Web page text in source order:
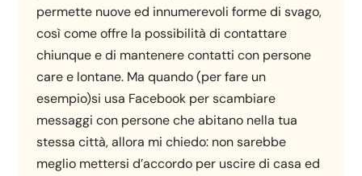
permette nuove ed innumerevoli forme di svago,
così come offre la possibilità di contattare
chiunque e di mantenere contatti con persone
care e lontane. Ma quando (per fare un
esempio)si usa Facebook per scambiare
messaggi con persone che abitano nella tua
stessa città, allora mi chiedo: non sarebbe
meglio mettersi d’accordo per uscire di casa ed